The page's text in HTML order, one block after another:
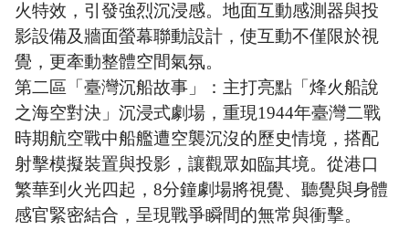
火特效，引發強烈沉浸感。地面互動感測器與投
影設備及牆面螢幕聯動設計，使互動不僅限於視
覺，更牽動整體空間氣氛。
第二區「臺灣沉船故事」：主打亮點「烽火船說
之海空對決」沉浸式劇場，重現1944年臺灣二戰
時期航空戰中船艦遭空襲沉沒的歷史情境，搭配
射擊模擬裝置與投影，讓觀眾如臨其境。從港口
繁華到火光四起，8分鐘劇場將視覺、聽覺與身體
感官緊密結合，呈現戰爭瞬間的無常與衝擊。